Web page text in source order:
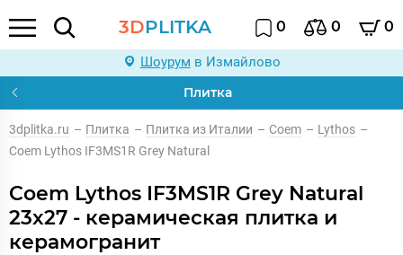
3DPLITKA 0 0 0
Шоурум в Измайлово
Плитка
3dplitka.ru – Плитка – Плитка из Италии – Coem – Lythos –
Coem Lythos IF3MS1R Grey Natural
Coem Lythos IF3MS1R Grey Natural
23x27 - керамическая плитка и
керамогранит